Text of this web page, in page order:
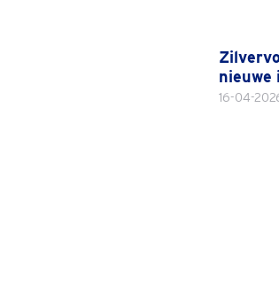
nieuwe
16-04-